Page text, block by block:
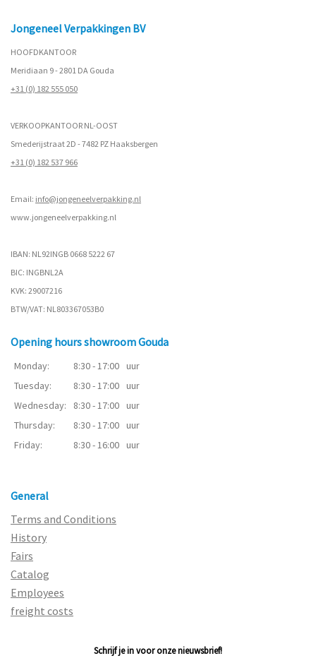
Jongeneel Verpakkingen BV
HOOFDKANTOOR
Meridiaan 9 - 2801 DA Gouda
+31 (0) 182 555 050
VERKOOPKANTOOR NL-OOST
Smederijstraat 2D - 7482 PZ Haaksbergen
+31 (0) 182 537 966
Email: info@jongeneelverpakking.nl
www.jongeneelverpakking.nl
IBAN: NL92INGB 0668 5222 67
BIC: INGBNL2A
KVK: 29007216
BTW/VAT: NL803367053B0
Opening hours showroom Gouda
Monday: 8:30 - 17:00 uur
Tuesday:
8:30 - 17:00 uur
Wednesday:
8:30 - 17:00 uur
Thursday:
8:30 - 17:00 uur
Friday:
8:30 - 16:00 uur
General
Terms and Conditions
History
Fairs
Catalog
Employees
freight costs
Schrijf je in voor onze nieuwsbrief!